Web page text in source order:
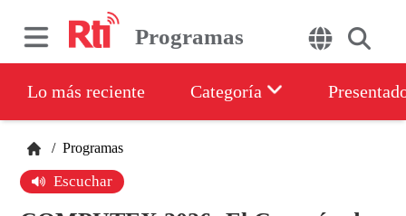
Programas
Lo más reciente Categoría
/ Programas
Escuchar